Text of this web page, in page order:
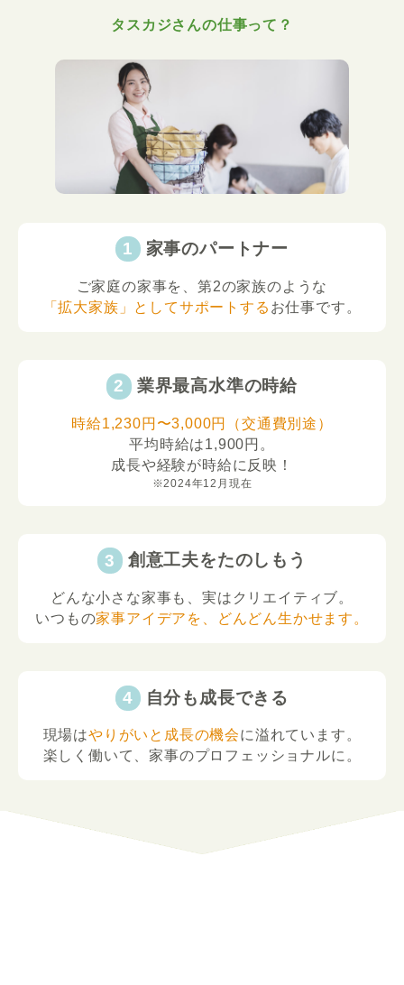
タスカジさんの仕事って？
家事のパートナー
ご家庭の家事を、第2の家族のような
「拡大家族」としてサポートする お仕事です。
業界最高水準の時給
時給1,230円〜3,000円（交通費別途）
平均時給は1,900円。
成長や経験が時給に反映！
※2024年12月現在
創意工夫をたのしもう
どんな小さな家事も、実はクリエイティブ。
いつもの家事アイデアを、どんどん生かせます。
自分も成長できる
現場はやりがいと成長の機会に溢れています。
楽しく働いて、家事のプロフェッショナルに。